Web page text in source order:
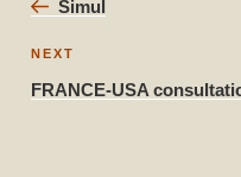
Simul
Next
NEXT
FRANCE-USA